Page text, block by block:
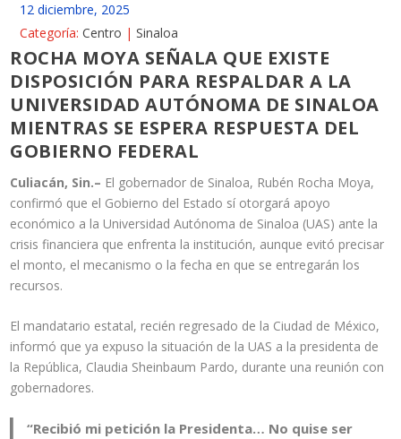
12 diciembre, 2025
Categoría:Centro |Sinaloa
ROCHA MOYA SEÑALA QUE EXISTE
DISPOSICIÓN PARA RESPALDAR A LA
UNIVERSIDAD AUTÓNOMA DE SINALOA
MIENTRAS SE ESPERA RESPUESTA DEL
GOBIERNO FEDERAL
Culiacán, Sin.– El gobernador de Sinaloa, Rubén Rocha Moya,
confirmó que el Gobierno del Estado sí otorgará apoyo
económico a la Universidad Autónoma de Sinaloa (UAS) ante la
crisis financiera que enfrenta la institución, aunque evitó precisar
el monto, el mecanismo o la fecha en que se entregarán los
recursos.
El mandatario estatal, recién regresado de la Ciudad de México,
informó que ya expuso la situación de la UAS a la presidenta de
la República, Claudia Sheinbaum Pardo, durante una reunión con
gobernadores.
“Recibió mi petición la Presidenta… No quise ser